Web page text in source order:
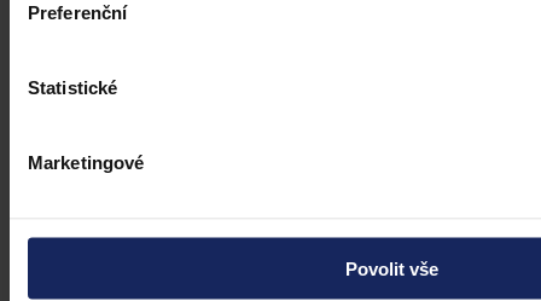
Preferenční
Statistické
Marketingové
Povolit vše